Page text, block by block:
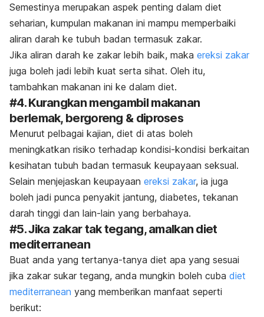
Semestinya merupakan aspek penting dalam diet
seharian, kumpulan makanan ini mampu memperbaiki
aliran darah ke tubuh badan termasuk zakar.
Jika aliran darah ke zakar lebih baik, maka ereksi zakar
juga boleh jadi lebih kuat serta sihat. Oleh itu,
tambahkan makanan ini ke dalam diet.
#4. Kurangkan mengambil makanan
berlemak, bergoreng & diproses
Menurut pelbagai kajian, diet di atas boleh
meningkatkan risiko terhadap kondisi-kondisi berkaitan
kesihatan tubuh badan termasuk keupayaan seksual.
Selain menjejaskan keupayaan ereksi zakar, ia juga
boleh jadi punca penyakit jantung, diabetes, tekanan
darah tinggi dan lain-lain yang berbahaya.
#5. Jika zakar tak tegang, amalkan diet
mediterranean
Buat anda yang tertanya-tanya diet apa yang sesuai
jika zakar sukar tegang, anda mungkin boleh cuba diet
mediterranean yang memberikan manfaat seperti
berikut: